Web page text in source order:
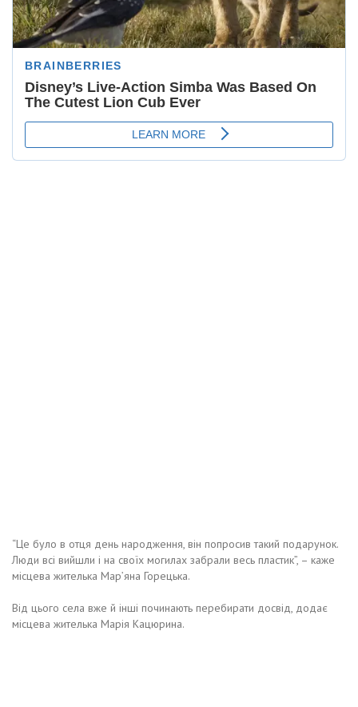
“Це було в отця день народження, він попросив такий подарунок.
Люди всі вийшли і на своїх могилах забрали весь пластик”, – каже
місцева жителька Мар’яна Горецька.
Від цього села вже й інші починають перебирати досвід, додає
місцева жителька Марія Кацюрина.